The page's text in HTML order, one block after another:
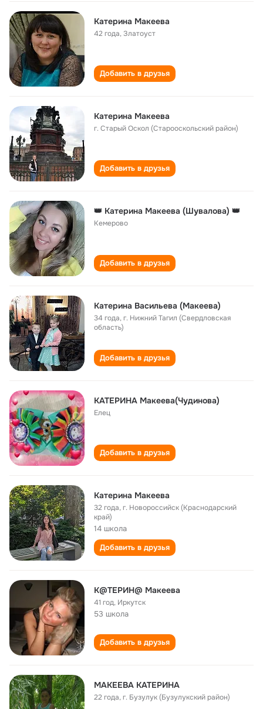
Катерина Макеева
42 года,Златоуст
Добавить в друзья
Катерина Макеева
г. Старый Оскол (Старооскольский район)
Добавить в друзья
👑 Катерина Макеева (Шувалова) 👑
Кемерово
Добавить в друзья
Катерина Васильева (Макеева)
34 года,г. Нижний Тагил (Свердловская
область)
Добавить в друзья
КАТЕРИНА Макеева(Чудинова)
Елец
Добавить в друзья
Катерина Макеева
32 года,г. Новороссийск (Краснодарский
край)
14 школа
Добавить в друзья
К@ТЕРИН@ Макеева
41 год, Иркутск
53 школа
Добавить в друзья
МАКЕЕВА КАТЕРИНА
22 года,г. Бузулук (Бузулукский район)